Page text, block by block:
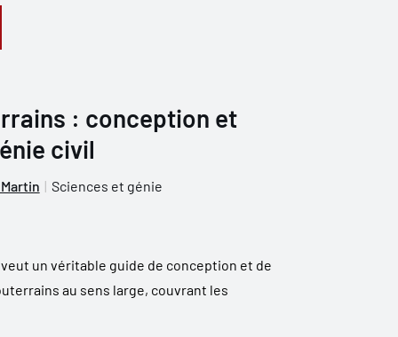
: conception et
civil
Sciences et génie
un véritable guide de conception et de
au sens large, couvrant les